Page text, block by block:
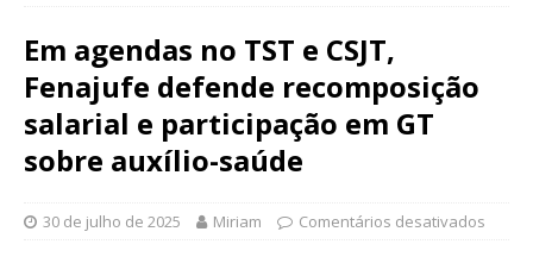
Em agendas no TST e CSJT,
Fenajufe defende recomposição
salarial e participação em GT
sobre auxílio-saúde
30 de julho de 2025 Miriam Comentários desativados